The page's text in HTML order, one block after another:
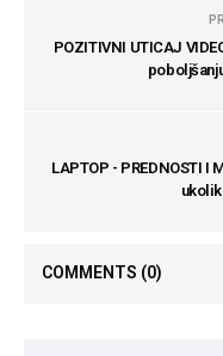
POZITIVNI UTICAJ
LAPTOP - PREDNOSTI
COMMENTS (0)